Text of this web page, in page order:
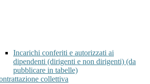
Incarichi conferiti e autorizzati ai
dipendenti (dirigenti e non dirigenti) (da
pubblicare in tabelle)
collettiva